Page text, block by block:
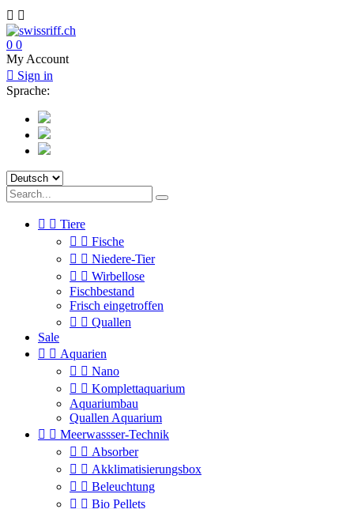
 
0 0
My Account
 Sign in
Sprache:
  Tiere
  Fische
  Niedere-Tier
  Wirbellose
Fischbestand
Frisch eingetroffen
  Quallen
Sale
  Aquarien
  Nano
  Komplettaquarium
Aquariumbau
Quallen Aquarium
  Meerwassser-Technik
  Absorber
  Akklimatisierungsbox
  Beleuchtung
  Bio Pellets